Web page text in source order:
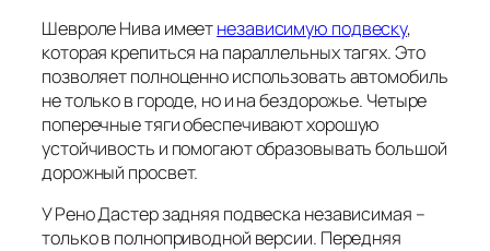
Шевроле Нива имеетнезависимую подвеску,
которая крепиться на параллельных тагях. Это
позволяет полноценно использовать автомобиль
не только в городе, но и на бездорожье. Четыре
поперечные тяги обеспечивают хорошую
устойчивость и помогают образовывать большой
дорожный просвет.
У Рено Дастер задняя подвеска независимая –
только в полноприводной версии. Передняя